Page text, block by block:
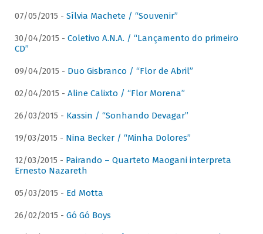
07/05/2015 - Sílvia Machete / “Souvenir”
30/04/2015 - Coletivo A.N.A. / “Lançamento do primeiro
CD”
09/04/2015 - Duo Gisbranco / “Flor de Abril”
02/04/2015 - Aline Calixto / “Flor Morena”
26/03/2015 - Kassin / “Sonhando Devagar”
19/03/2015 - Nina Becker / “Minha Dolores”
12/03/2015 - Pairando – Quarteto Maogani interpreta
Ernesto Nazareth
05/03/2015 - Ed Motta
26/02/2015 - Gó Gó Boys